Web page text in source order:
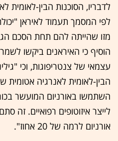
לדבריו, הסוכנות הבין-לאומית
לפי המסמך תעמוד לאיראן
הוסיף כי האיראנים ביקשו
עצמאי של צנטריפוגות, וכי
הבין-לאומית לאנרגיה
השתמשו באורניום המועשר
לייצר איזוטופים רפואיים. זה
אורניום לרמה של 20 אחוז".